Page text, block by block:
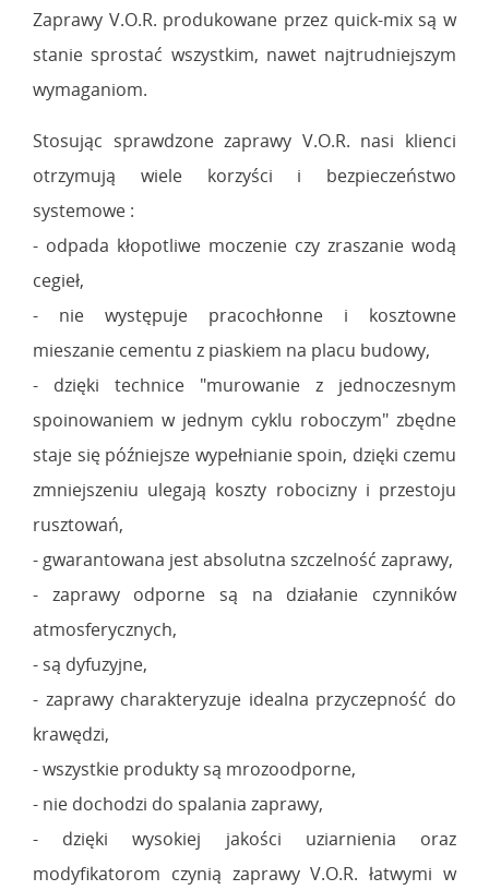
Zaprawy V.O.R. produkowane przez quick-mix są w
stanie sprostać wszystkim, nawet najtrudniejszym
wymaganiom.
Stosując sprawdzone zaprawy V.O.R. nasi klienci
otrzymują wiele korzyści i bezpieczeństwo
systemowe :
- odpada kłopotliwe moczenie czy zraszanie wodą
cegieł,
- nie występuje pracochłonne i kosztowne
mieszanie cementu z piaskiem na placu budowy,
- dzięki technice "murowanie z jednoczesnym
spoinowaniem w jednym cyklu roboczym" zbędne
staje się późniejsze wypełnianie spoin, dzięki czemu
zmniejszeniu ulegają koszty robocizny i przestoju
rusztowań,
- gwarantowana jest absolutna szczelność zaprawy,
- zaprawy odporne są na działanie czynników
atmosferycznych,
- są dyfuzyjne,
- zaprawy charakteryzuje idealna przyczepność do
krawędzi,
- wszystkie produkty są mrozoodporne,
- nie dochodzi do spalania zaprawy,
- dzięki wysokiej jakości uziarnienia oraz
modyfikatorom czynią zaprawy V.O.R. łatwymi w